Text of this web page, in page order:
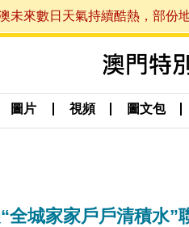
未來數日天氣持續酷熱，部份
圖片 視頻 圖文包
全城家家戶戶清積水”